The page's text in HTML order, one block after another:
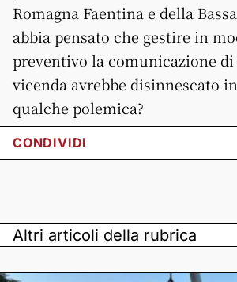
Romagna Faentina e della
abbia pensato che gestire in
preventivo la comunicazione di
vicenda avrebbe disinnescato
qualche polemica?
CONDIVIDI
Altri articoli della rubrica